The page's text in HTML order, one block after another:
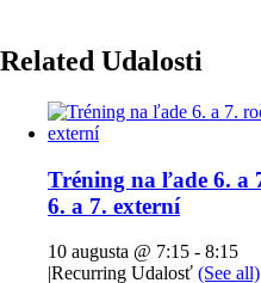
Related Udalosti
Tréning na ľade 6. a
6. a 7. externí
10 augusta @ 7:15 - 8:15
|Recurring Udalosť (See all)